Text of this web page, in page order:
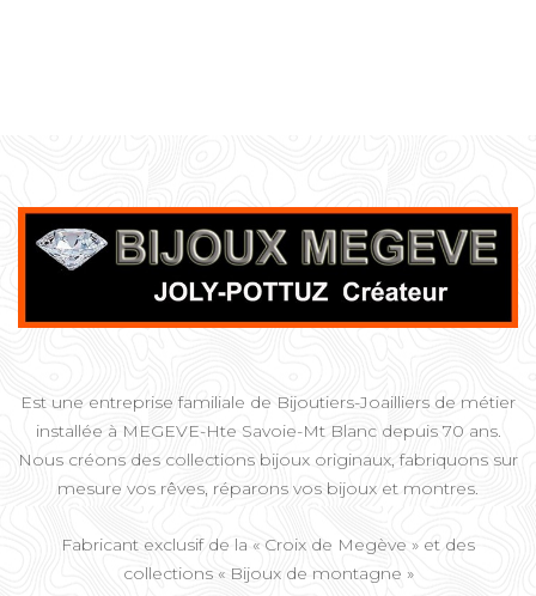
Est une entreprise familiale de Bijoutiers-Joailliers de métier
installée à MEGEVE-Hte Savoie-Mt Blanc depuis 70 ans.
Nous créons des collections bijoux originaux, fabriquons sur
mesure vos rêves, réparons vos bijoux et montres.
Fabricant exclusif de la « Croix de Megève » et des
collections « Bijoux de montagne »